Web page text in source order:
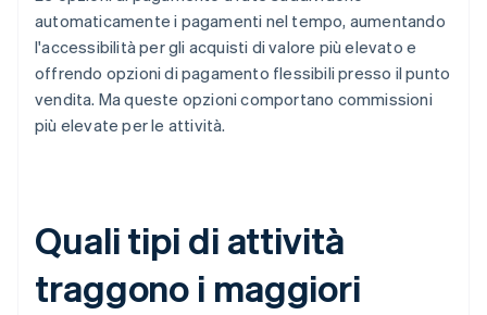
automaticamente i pagamenti nel tempo, aumentando
l'accessibilità per gli acquisti di valore più elevato e
offrendo opzioni di pagamento flessibili presso il punto
vendita. Ma queste opzioni comportano commissioni
più elevate per le attività.
Quali tipi di attività
traggono i maggiori